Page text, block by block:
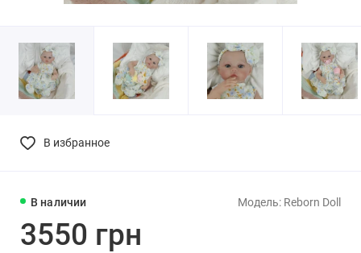
В избранное
В наличии Модель: Reborn Doll
3550 грн